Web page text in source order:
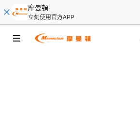
摩曼頓
立刻使用官方APP